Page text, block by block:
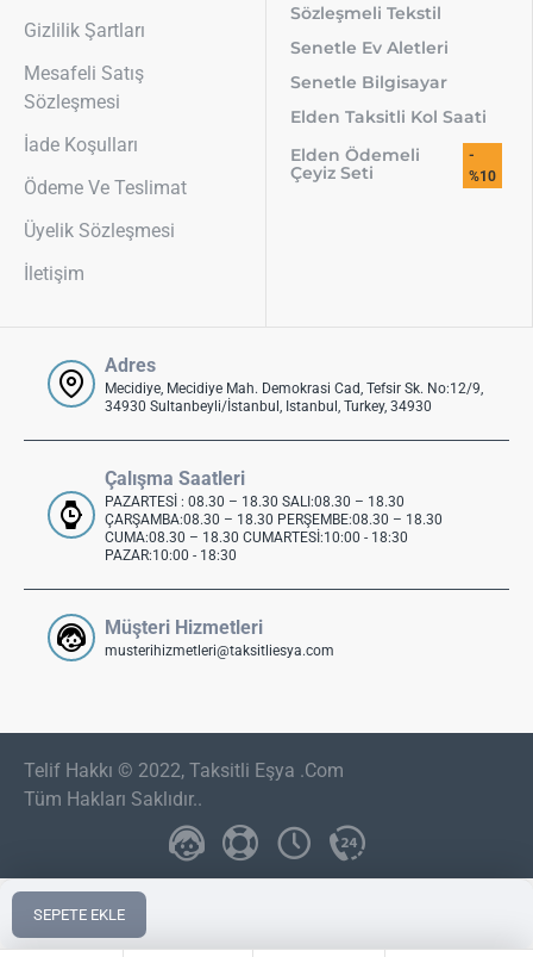
SEPETE EKLE
Gizlilik Şartları
Mesafeli Satış
Sözleşmesi
İade Koşulları
Ödeme Ve Teslimat
Üyelik Sözleşmesi
İletişim
Sözleşmeli Tekstil
Senetle Ev Aletleri
Senetle Bilgisayar
Elden Taksitli Kol Saati
Elden Ödemeli
Çeyiz Seti
-
%10
Adres
Mecidiye, Mecidiye Mah. Demokrasi Cad, Tefsir Sk. No:12/9,
34930 Sultanbeyli/İstanbul, Istanbul, Turkey, 34930
Çalışma Saatleri
PAZARTESİ : 08.30 – 18.30 SALI:08.30 – 18.30
ÇARŞAMBA:08.30 – 18.30 PERŞEMBE:08.30 – 18.30
CUMA:08.30 – 18.30 CUMARTESİ:10:00 - 18:30
PAZAR:10:00 - 18:30
Müşteri Hizmetleri
musterihizmetleri@taksitliesya.com
Telif Hakkı © 2022, Taksitli Eşya .Com
Tüm Hakları Saklıdır..